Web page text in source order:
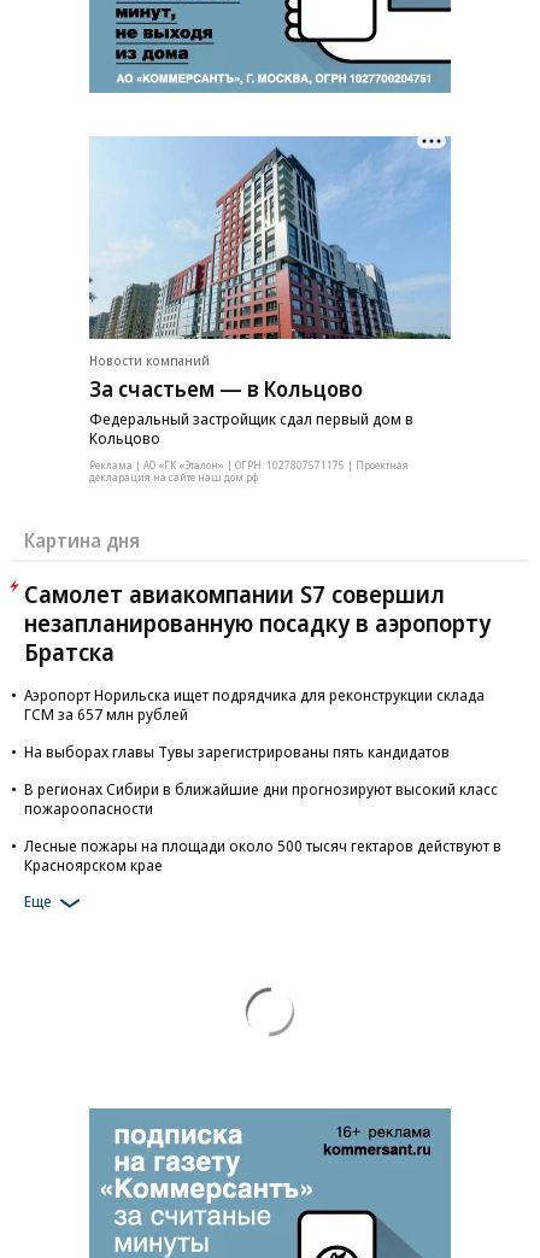
Новости компаний
За счастьем — в Кольцово
Федеральный застройщик сдал первый дом в
Кольцово
Реклама | АО «ГК «Эталон» | ОГРН: 1027807571175 | Проектная
декларация на сайте наш.дом.рф
Картина дня
Самолет авиакомпании S7 совершил
незапланированную посадку в аэропорту
Братска
Аэропорт Норильска ищет подрядчика для реконструкции склада
ГСМ за 657 млн рублей
На выборах главы Тувы зарегистрированы пять кандидатов
В регионах Сибири в ближайшие дни прогнозируют высокий класс
пожароопасности
Лесные пожары на площади около 500 тысяч гектаров действуют в
Красноярском крае
Еще